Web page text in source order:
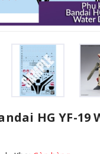
HG YF-19